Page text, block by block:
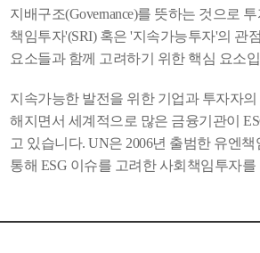
지배구조(Governance)를 뜻하는 것으로
책임투자'(SRI) 혹은 '지속가능투자'의 관
요소들과 함께 고려하기 위한 핵심 요소
지속가능한 발전을 위한 기업과 투자자
해지면서 세계적으로 많은 금융기관이
고 있습니다. UN은 2006년 출범한 유엔
통해 ESG 이슈를 고려한 사회책임투자